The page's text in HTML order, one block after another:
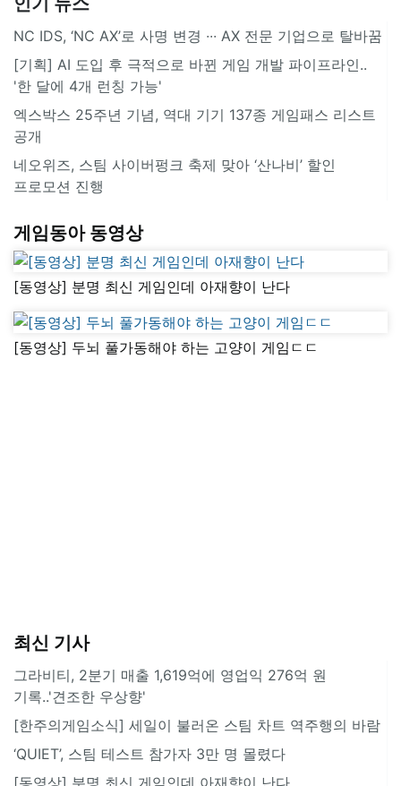
NC IDS, ‘NC AX’로 사명 변경 ∙∙∙ AX 전문 기업으로 탈바꿈
[기획] AI 도입 후 극적으로 바뀐 게임 개발 파이프라인..
'한 달에 4개 런칭 가능'
엑스박스 25주년 기념, 역대 기기 137종 게임패스 리스트
공개
네오위즈, 스팀 사이버펑크 축제 맞아 ‘산나비’ 할인
프로모션 진행
게임동아 동영상
[동영상] 분명 최신 게임인데 아재향이 난다
[동영상] 두뇌 풀가동해야 하는 고양이 게임ㄷㄷ
최신 기사
그라비티, 2분기 매출 1,619억에 영업익 276억 원
기록..'견조한 우상향'
[한주의게임소식] 세일이 불러온 스팀 차트 역주행의 바람
‘QUIET’, 스팀 테스트 참가자 3만 명 몰렸다
[동영상] 분명 최신 게임인데 아재향이 난다